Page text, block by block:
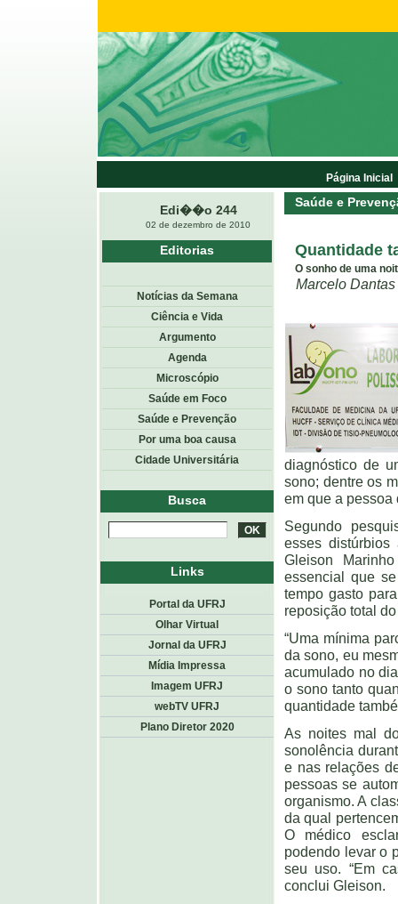
Edi��o 244
02 de dezembro de 2010
Saúde e
Quantidade
O sonho de uma
Marcelo Dantas
diagnóstico de
sono; dentre os
em que a pessoa
Segundo
esses
Gleison
essencial que
tempo gasto
reposição total
“Uma mínima
da sono, eu
acumulado no
o sono tanto
quantidade
As noites mal
sonolência
e nas relações
pessoas se
organismo. A
da qual
O médico
podendo levar o
seu uso. “Em
conclui Gleison.
Editorias
Notícias da Semana
Ciência e Vida
Argumento
Agenda
Microscópio
Saúde em Foco
Saúde e Prevenção
Por uma boa causa
Cidade Universitária
Busca
Página Inicial
Links
Portal da UFRJ
Olhar Virtual
Jornal da UFRJ
Mídia Impressa
Imagem UFRJ
webTV UFRJ
Plano Diretor 2020